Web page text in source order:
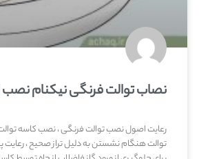
نصاب توالت فرنگی نیکنام
رعایت اصول نصب توالت فرنگی ، نصب کاسه
توالت هنگام نشستن به دلیل تراز صحیح ،